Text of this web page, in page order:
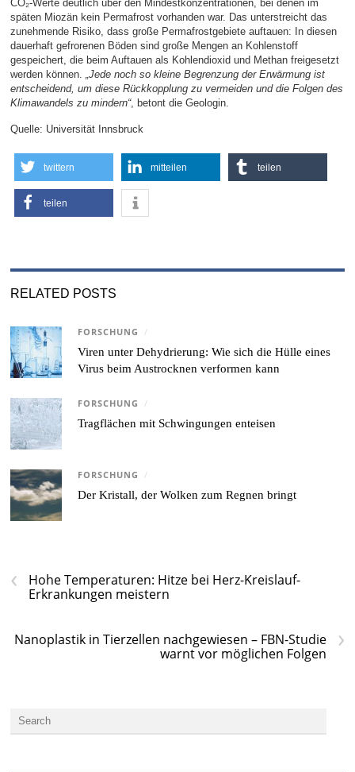
CO₂-Werte deutlich über den Mindestkonzentrationen, bei denen im
späten Miozän kein Permafrost vorhanden war. Das unterstreicht das
zunehmende Risiko, dass große Permafrostgebiete auftauen: In diesen
dauerhaft gefrorenen Böden sind große Mengen an Kohlenstoff
gespeichert, die beim Auftauen als Kohlendioxid und Methan freigesetzt
werden können.
„Jede noch so kleine Begrenzung der Erwärmung ist
entscheidend, um diese Rückkopplung zu vermeiden und die Folgen des
Klimawandels zu mindern“, betont die Geologin.
Quelle: Universität Innsbruck
twittern mitteilen teilen
teilen
RELATED POSTS
FORSCHUNG /
Viren unter Dehydrierung: Wie sich die Hülle eines
Virus beim Austrocknen verformen kann
FORSCHUNG /
Tragflächen mit Schwingungen enteisen
FORSCHUNG /
Der Kristall, der Wolken zum Regnen bringt
‹
Hohe Temperaturen: Hitze bei Herz-Kreislauf-
Erkrankungen meistern
›
Nanoplastik in Tierzellen nachgewiesen – FBN-Studie
warnt vor möglichen Folgen